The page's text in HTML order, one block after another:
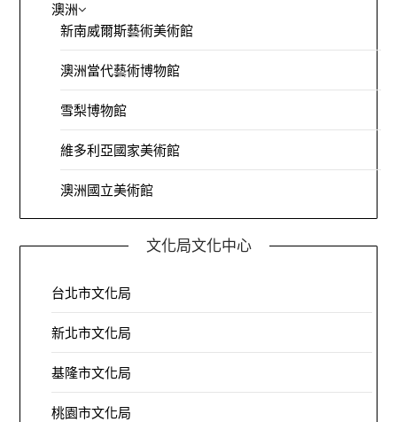
澳洲
新南威爾斯藝術美術館
澳洲當代藝術博物館
雪梨博物館
維多利亞國家美術館
澳洲國立美術館
文化局文化中心
台北市文化局
新北市文化局
基隆市文化局
桃園市文化局